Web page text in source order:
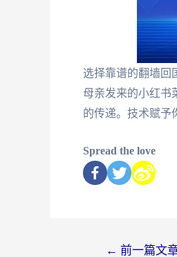
选择靠谱的翻墙回
母亲发来的小红
的传递。技术赋予
Spread the love
← 前一篇文